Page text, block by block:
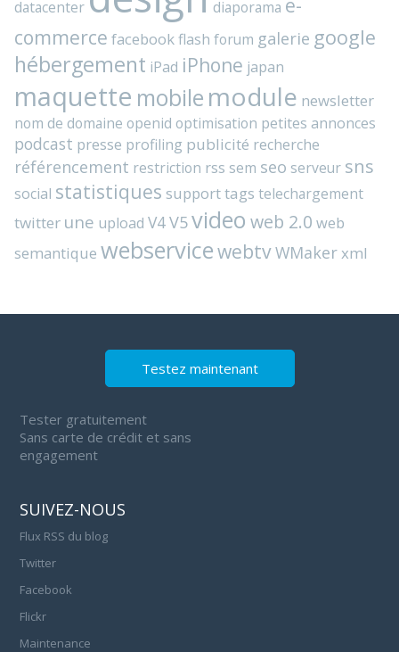
datacenter diaporama
commerce facebookflash forum galerie google
hébergement iPad iPhone japan
maquette mobile module newsletter
nom de domaine openid optimisation petites annonces
podcast presse profiling publicité recherche
référencement restriction rss sem seo serveur sns
social statistiques supporttags telechargement
twitter une upload V4V5video web 2.0 web
semantique webservicewebtvWMakerxml
Testez maintenant
Tester gratuitement
Sans carte de crédit et sans
engagement
SUIVEZ-NOUS
Flux RSS du blog
Twitter
Facebook
Flickr
Maintenance